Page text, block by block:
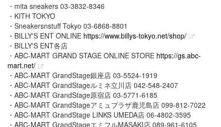
・mita sneakers 03-3832-8346
・KITH TOKYO
・Sneakersnstuff Tokyo 03-6868-8801
・BILLY'S ENT ONLINE https://www.billys-tokyo.net/shop/
・BILLY'S ENT各店
・ABC-MART GRAND STAGE ONLINE STORE https://gs.abc-
mart.net/
・ABC-MART GrandStage銀座店 03-5524-1919
・ABC-MART GrandStageルミネ立川店 042-548-2407
・ABC-MART GrandStage原宿店 03-5771-6185
・ABC-MART GrandStageアミュプラザ鹿児島店 099-812-7022
・ABC-MART GrandStage LINKS UMEDA店 06-4802-3595
・ABC-MART GrandStageエミフルMASAKI店 089-961-6105